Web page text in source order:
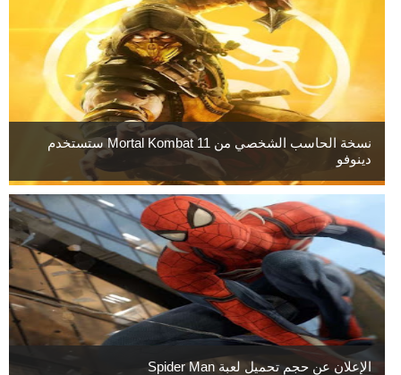
نسخة الحاسب الشخصي من Mortal Kombat 11 ستستخدم
دينوفو
الإعلان عن حجم تحميل لعبة Spider Man